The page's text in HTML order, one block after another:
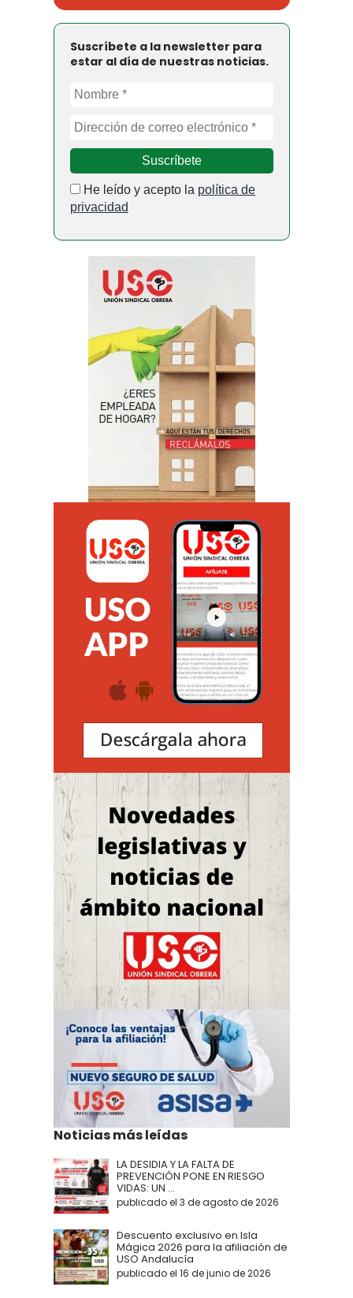
Suscríbete a la newsletter para
estar al día de nuestras noticias.
He leído y acepto la política de
privacidad
Noticias más leídas
LA DESIDIA Y LA FALTA DE
PREVENCIÓN PONE EN RIESGO
VIDAS: UN ...
publicado el 3 de agosto de 2026
Descuento exclusivo en Isla
Mágica 2026 para la afiliación de
USO Andalucía
publicado el 16 de junio de 2026